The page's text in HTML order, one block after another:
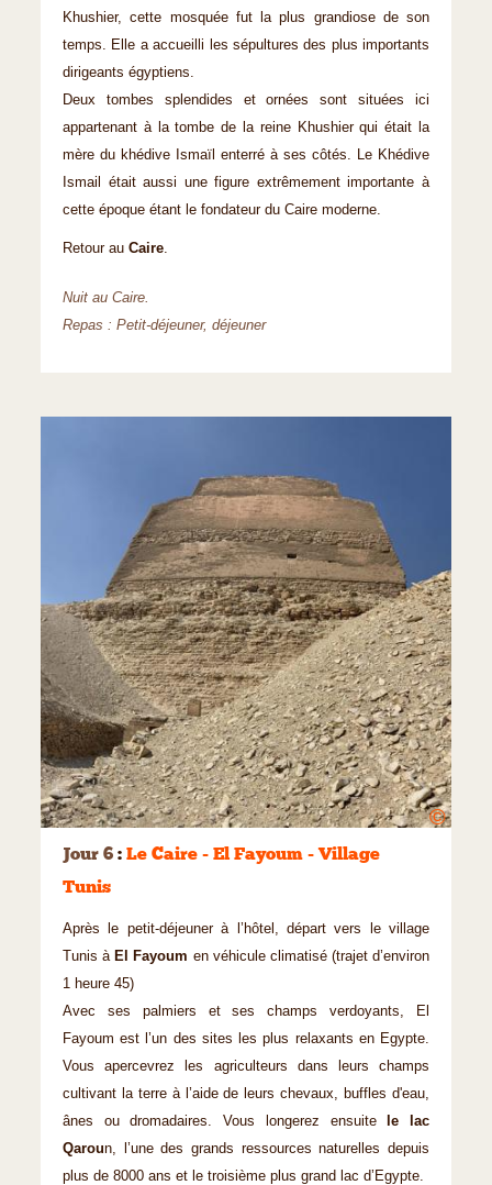
Khushier, cette mosquée fut la plus grandiose de son
temps. Elle a accueilli les sépultures des plus importants
dirigeants égyptiens.
Deux tombes splendides et ornées sont situées ici
appartenant à la tombe de la reine Khushier qui était la
mère du khédive Ismaïl enterré à ses côtés. Le Khédive
Ismail était aussi une figure extrêmement importante à
cette époque étant le fondateur du Caire moderne.
Retour au Caire.
Nuit au Caire.
Repas : Petit-déjeuner, déjeuner
©
Jour 6 : Le Caire - El Fayoum - Village
Tunis
Après le petit-déjeuner à l’hôtel, départ vers le village
Tunis à El Fayoum en véhicule climatisé (trajet d’environ
1 heure 45)
Avec ses palmiers et ses champs verdoyants, El
Fayoum est l’un des sites les plus relaxants en Egypte.
Vous apercevrez les agriculteurs dans leurs champs
cultivant la terre à l’aide de leurs chevaux, buffles d'eau,
ânes ou dromadaires. Vous longerez ensuite
le lac
Qaroun, l’une des grands ressources naturelles depuis
plus de 8000 ans et le troisième plus grand lac d’Egypte.